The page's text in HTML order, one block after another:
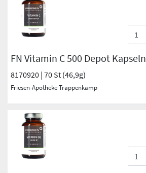
FN Vitamin C 500 Depot Kapseln
8170920 | 70 St (46,9g)
Friesen-Apotheke Trappenkamp